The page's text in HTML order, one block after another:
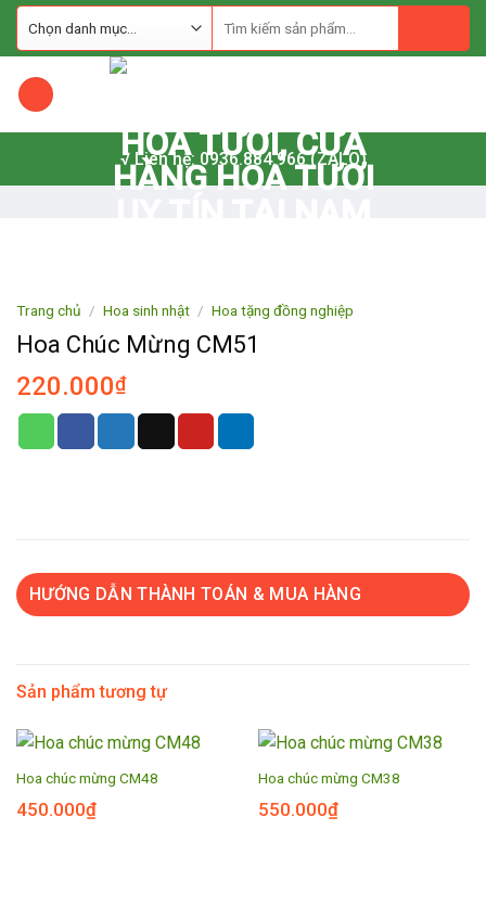
Skip
√ Liên hệ: 0936.884.966 (ZALO)
Trang chủ / Hoa sinh nhật / Hoa tặng đồng nghiệp
Hoa Chúc Mừng CM51
220.000₫
HƯỚNG DẪN THÀNH TOÁN & MUA HÀNG
Sản phẩm tương tự
Hoa chúc mừng CM48
450.000₫
Hoa chúc mừng CM38
550.000₫